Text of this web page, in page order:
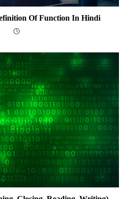
Of Function In Hindi